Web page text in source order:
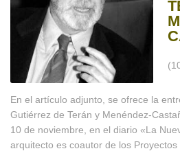
En el artículo adjunto, se ofrece la
Gutiérrez de Terán y Menéndez-
10 de noviembre, en el diario «La
arquitecto es coautor de los